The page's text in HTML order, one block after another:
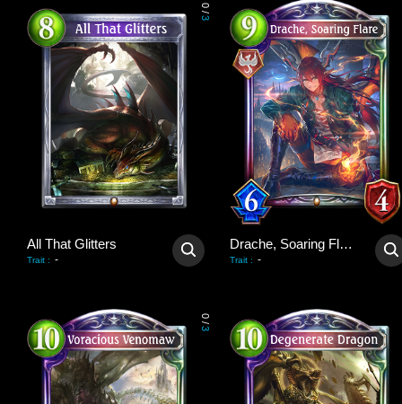
0
/
3
All That Glitters
Trait : -
Drache, Soaring Flare
Trait : -
0
/
3